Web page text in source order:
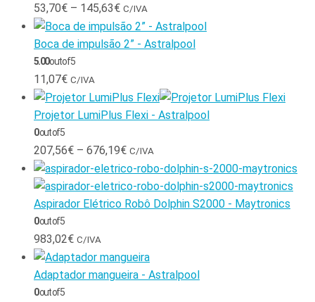
53,70€ – 145,63€ C/IVA
Boca de impulsão 2” - Astralpool
5.00out of 5
11,07€ C/IVA
Projetor LumiPlus Flexi - Astralpool
0out of 5
207,56€ – 676,19€ C/IVA
Aspirador Elétrico Robô Dolphin S2000 - Maytronics
0out of 5
983,02€ C/IVA
Adaptador mangueira - Astralpool
0out of 5